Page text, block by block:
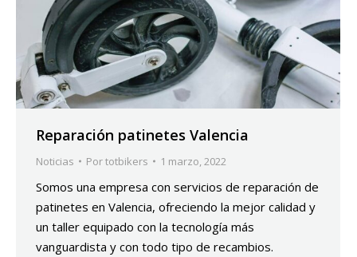
Reparación patinetes Valencia
Noticias Portotbikers 1 marzo, 2022
Somos una empresa con servicios de reparación de
patinetes en Valencia, ofreciendo la mejor calidad y
un taller equipado con la tecnología más
vanguardista y con todo tipo de recambios.